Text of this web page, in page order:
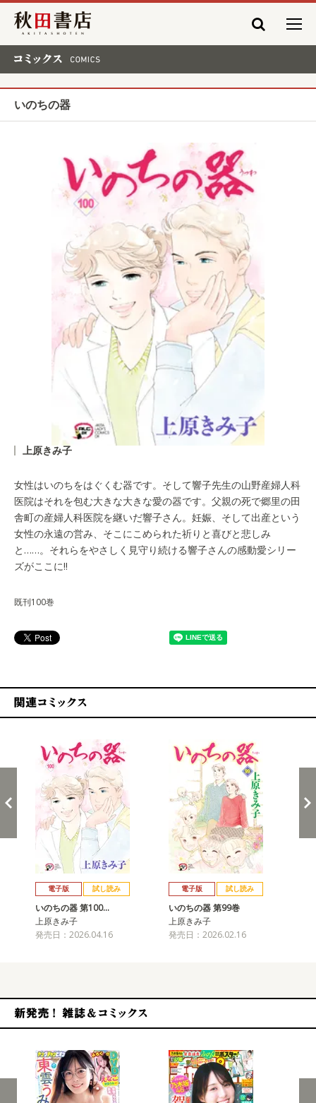
秋田書店
いのちの器
上原きみ子
女性はいのちをはぐくむ器です。そして響子先生の山野産婦人科
医院はそれを包む大きな大きな愛の器です。父親の死で郷里の田
舎町の産婦人科医院を継いだ響子さん。妊娠、そして出産という
女性の永遠の営み、そこにこめられた祈りと喜びと悲しみ
と……。それらをやさしく見守り続ける響子さんの感動愛シリー
ズがここに!!
既刊100巻
電子版 試し読み
いのちの器 第100…
上原きみ子
発売日：2026.04.16
電子版 試し読み
いのちの器 第99巻
上原きみ子
発売日：2026.02.16